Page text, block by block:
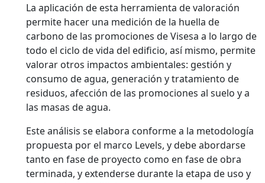
La aplicación de esta herramienta de valoración
permite hacer una medición de la huella de
carbono de las promociones de Visesa a lo largo de
todo el ciclo de vida del edificio, así mismo, permite
valorar otros impactos ambientales: gestión y
consumo de agua, generación y tratamiento de
residuos, afección de las promociones al suelo y a
las masas de agua.
Este análisis se elabora conforme a la metodología
propuesta por el marco Levels, y debe abordarse
tanto en fase de proyecto como en fase de obra
terminada, y extenderse durante la etapa de uso y